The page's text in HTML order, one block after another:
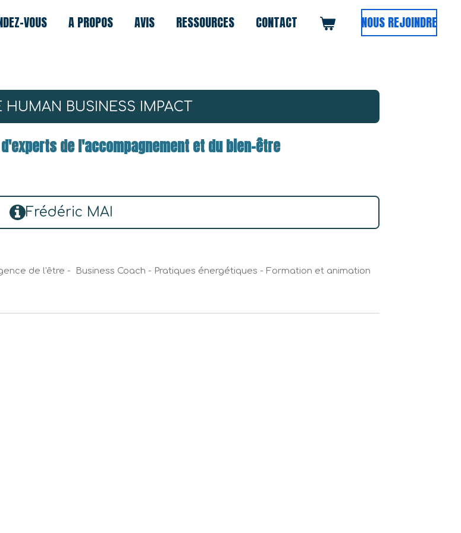
VOUS A PROPOS AVIS RESSOURCES CONTACT NOUS REJOINDRE
HUMAN BUSINESS IMPACT
de l'accompagnement et du bien-être
Frédéric MAI
de l'être - Business Coach - Pratiques énergétiques - Formation et animation